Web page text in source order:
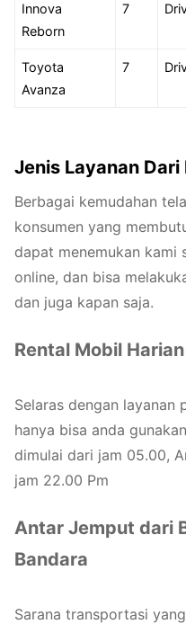
Innova
Reborn
7
Toyota
Avanza
7
Jenis Layanan
Berbagai kemudahan
konsumen yang
dapat menemukan kami
online, dan bisa
dan juga kapan saja.
Rental Mobil Harian
Selaras dengan layanan
hanya bisa anda
dimulai dari jam 05.00,
jam 22.00 Pm
Antar Jemput dari
Bandara
Sarana transportasi